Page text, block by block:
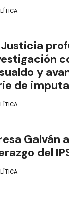
y
de
Galván
del